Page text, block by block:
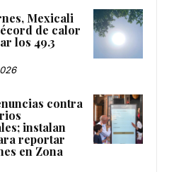
Mexicali
de calor
los 49.3
contra
instalan
reportar
en Zona